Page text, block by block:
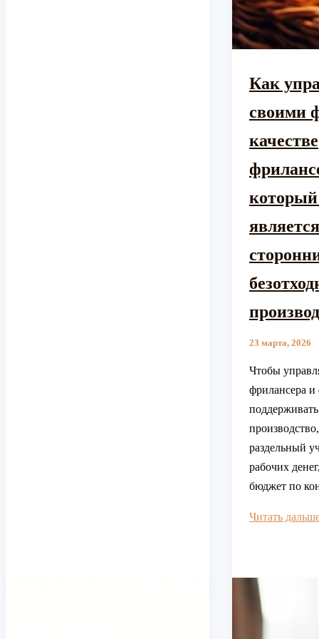
Как
своими
качестве
является
23 марта, 2026
Чтобы
фрилансера
раздельный
рабочих
бюджет по
Как
качестве
Читать